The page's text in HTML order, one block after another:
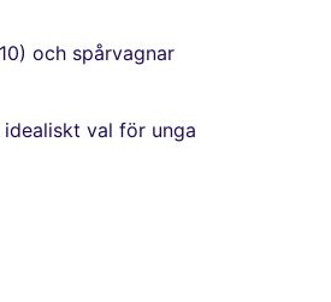
och spårvagnar
val för unga